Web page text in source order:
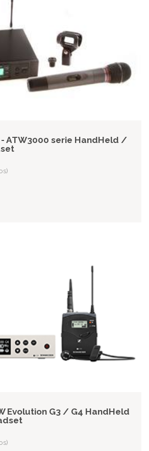
ATW3000 serie HandHeld /
Evolution G3 / G4 HandHeld